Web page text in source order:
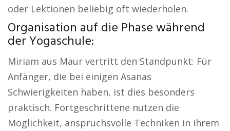
oder Lektionen beliebig oft wiederholen.
Organisation auf die Phase während
der Yogaschule:
Miriam aus Maur vertritt den Standpunkt: Für
Anfänger, die bei einigen Asanas
Schwierigkeiten haben, ist dies besonders
praktisch. Fortgeschrittene nutzen die
Möglichkeit, anspruchsvolle Techniken in ihrem